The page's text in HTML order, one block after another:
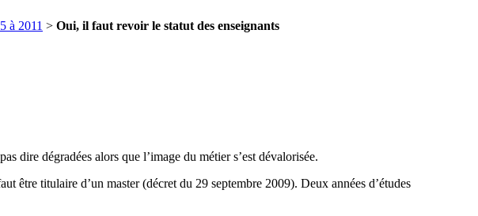
à 2011 > Oui, il faut revoir le statut des enseignants
dire dégradées alors que l’image du métier s’est dévalorisée.
être titulaire d’un master (décret du 29 septembre 2009). Deux années d’études